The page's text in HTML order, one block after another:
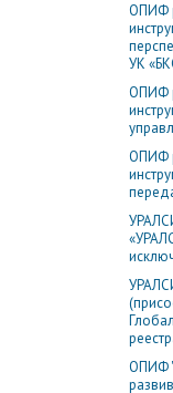
ОПИФ
УК
ОПИФ
ОПИФ
ОПИФ